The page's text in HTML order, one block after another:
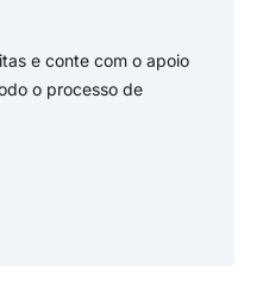
e conte com o apoio
o processo de